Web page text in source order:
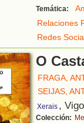
Temática:
Relaciones
Redes
O
FRAGA,
SEIJAS,
Xerais ,
Colección: